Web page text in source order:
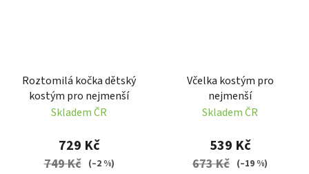
Roztomilá kočka dětský
kostým pro nejmenší
Skladem ČR
729 Kč
749 Kč (–2 %)
Včelka kostým pro
nejmenší
Skladem ČR
539 Kč
673 Kč (–19 %)